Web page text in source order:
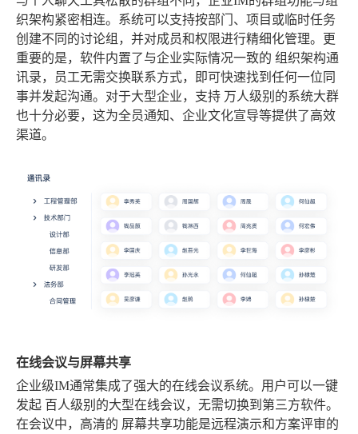
织架构紧密相连。系统可以支持按部门、项目或临时任务
创建不同的讨论组，并对成员和权限进行精细化管理。更
重要的是，软件内置了与企业实际情况一致的 组织架构通
讯录，员工无需交换联系方式，即可快速找到任何一位同
事并发起沟通。对于大型企业，支持 万人级别的系统大群
也十分必要，这为全员通知、企业文化宣导等提供了高效
渠道。
在线会议与屏幕共享
企业级IM通常集成了强大的在线会议系统。用户可以一键
发起 百人级别 的大型在线会议，无需切换到第三方软件。
在会议中，高清的 屏幕共享功能是远程演示和方案评审的